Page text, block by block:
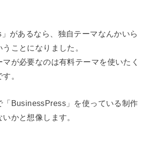
」があるなら、独自テーマなんかいら
ことになりました。
が必要なのは有料テーマを使いたく
。
「BusinessPress」を使っている制作
かと想像します。